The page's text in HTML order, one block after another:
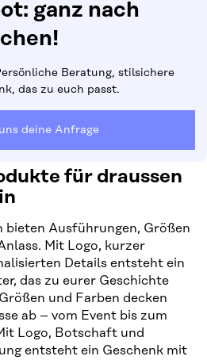
ganz nach
Beratung, stilsichere
das zu euch passt.
deine Anfrage
für draussen
bieten Ausführungen, Größen
Mit Logo, kurzer
Details entsteht ein
das zu eurer Geschichte
und Farben decken
ab – vom Event bis zum
Logo, Botschaft und
entsteht ein Geschenk mit